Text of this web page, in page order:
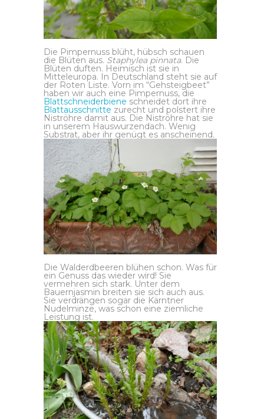
Die Pimpernuss blüht, hübsch schauen
die Blüten aus. Staphylea pinnata. Die
Blüten duften. Heimisch ist sie in
Mitteleuropa. In Deutschland steht sie auf
der Roten Liste. Vorn im “Gehsteigbeet”
haben wir auch eine Pimpernuss, die
Blattschneiderbiene schneidet dort ihre
Blattausschnitte zurecht und polstert ihre
Niströhre damit aus. Die Niströhre hat sie
in unserem Hauswurzendach. Wenig
Substrat, aber ihr genügt es anscheinend.
Die Walderdbeeren blühen schon. Was für
ein Genuss das wieder wird! Sie
vermehren sich stark. Unter dem
Bauernjasmin breiten sie sich auch aus.
Sie verdrängen sogar die Kärntner
Nudelminze, was schon eine ziemliche
Leistung ist.